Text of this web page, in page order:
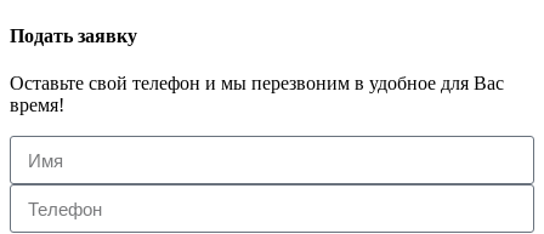
Подать заявку
Оставьте свой телефон и мы перезвоним в удобное для Вас
время!